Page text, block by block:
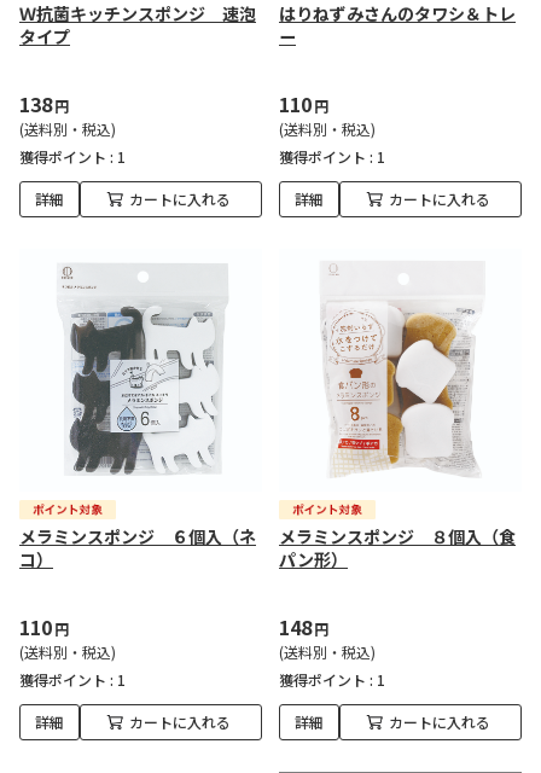
Ｗ抗菌キッチンスポンジ 速泡
タイプ
138円
(送料別・税込)
獲得ポイント : 1
詳細 カートに入れる
はりねずみさんのタワシ＆トレ
ー
110円
(送料別・税込)
獲得ポイント : 1
詳細 カートに入れる
メラミンスポンジ ６個入（ネ
コ）
110円
(送料別・税込)
獲得ポイント : 1
詳細 カートに入れる
メラミンスポンジ ８個入（食
パン形）
148円
(送料別・税込)
獲得ポイント : 1
詳細 カートに入れる